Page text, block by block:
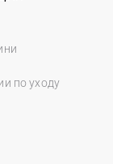
по уходу